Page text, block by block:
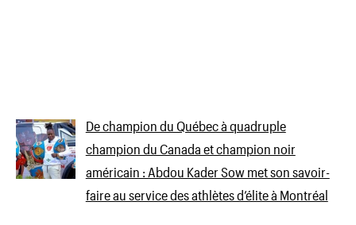
De champion du Québec à quadruple
champion du Canada et champion noir
américain : Abdou Kader Sow met son savoir-
faire au service des athlètes d’élite à Montréal